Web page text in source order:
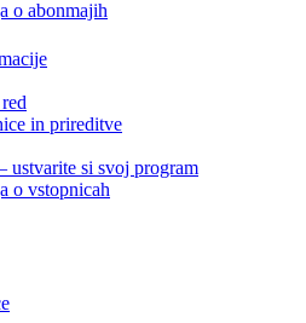
o abonmajih
in prireditve
ustvarite si svoj program
o vstopnicah